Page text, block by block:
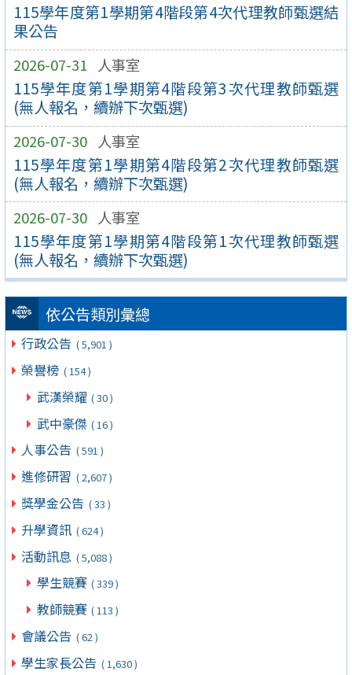
115學年度第1學期第4階段第4次代理教師甄選結
果公告
2026-07-31 人事室
115學年度第1學期第4階段第3次代理教師甄選
(無人報名，續辦下次甄選)
2026-07-30 人事室
115學年度第1學期第4階段第2次代理教師甄選
(無人報名，續辦下次甄選)
2026-07-30 人事室
115學年度第1學期第4階段第1次代理教師甄選
(無人報名，續辦下次甄選)
依公告類別彙總
行政公告 ( 5,901 )
榮譽榜 ( 154 )
武漢榮耀 ( 30 )
武中豪傑 ( 16 )
人事公告 ( 591 )
進修研習 ( 2,607 )
獎學金公告 ( 33 )
升學資訊 ( 624 )
活動訊息 ( 5,088 )
學生競賽 ( 339 )
教師競賽 ( 113 )
會議公告 ( 62 )
學生家長公告 ( 1,630 )